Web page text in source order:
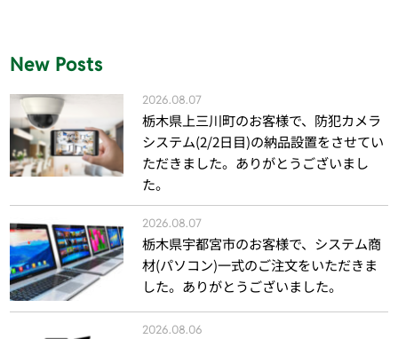
New Posts
2026.08.07
栃木県上三川町のお客様で、防犯カメラ
システム(2/2日目)の納品設置をさせてい
ただきました。ありがとうございまし
た。
2026.08.07
栃木県宇都宮市のお客様で、システム商
材(パソコン)一式のご注文をいただきま
した。ありがとうございました。
2026.08.06